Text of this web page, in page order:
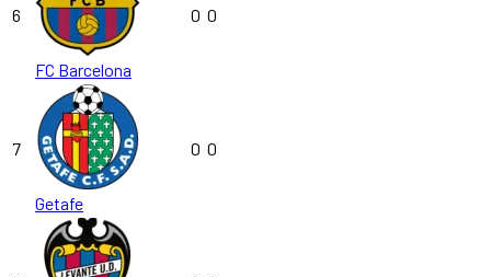
6
FC Barcelona
0 0
7
Getafe
0 0